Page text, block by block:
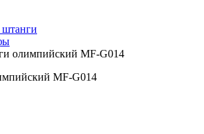
штанги
олимпийский MF-G014
MF-G014